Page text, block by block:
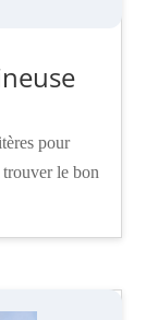
pour
le bon